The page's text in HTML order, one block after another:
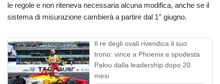
le regole e non riteneva necessaria alcuna modifica, anche se il
sistema di misurazione cambierà a partire dal 1° giugno.
Il re degli ovali rivendica il suo
trono: vince a Phoenix e spodesta
Palou dalla leadership dopo 20
mesi